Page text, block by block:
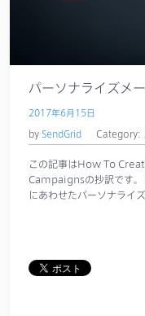
パーソナライズメ
2017年6月15日
by SendGrid Category:
この記事はHow To
Campaignsの抄訳です。
にあわせたパーソナライ